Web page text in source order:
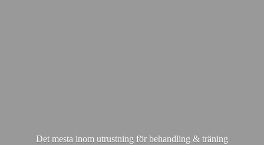
Det mesta inom utrustning för behandling & träning